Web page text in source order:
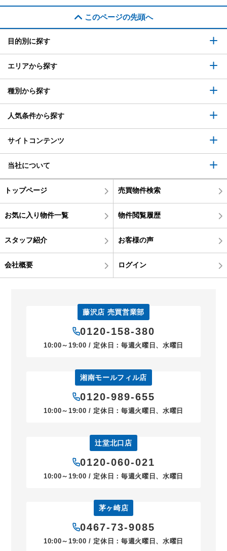
このページの先頭へ
目的別に探す
エリアから探す
種別から探す
人気条件から探す
サイトコンテンツ
当社について
トップページ 売買物件検索
お気に入り物件一覧 物件閲覧履歴
スタッフ紹介 お客様の声
会社概要 ログイン
藤沢店 売買営業部
0120-158-380
10:00～19:00 / 定休日：毎週火曜日、水曜日
湘南モールフィル店
0120-989-655
10:00～19:00 / 定休日：毎週火曜日、水曜日
辻堂北口店
0120-060-021
10:00～19:00 / 定休日：毎週火曜日、水曜日
茅ヶ崎店
0467-73-9085
10:00～19:00 / 定休日：毎週火曜日、水曜日